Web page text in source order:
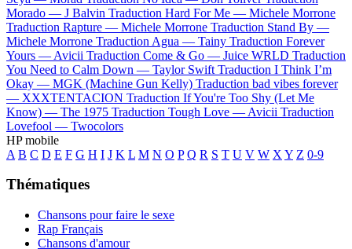
Morado — J Balvin Traduction Hard For Me — Michele Morrone
Traduction Rapture — Michele Morrone Traduction Stand By —
Michele Morrone Traduction Agua — Tainy Traduction Forever
Yours — Avicii Traduction Come & Go — Juice WRLD Traduction
You Need to Calm Down — Taylor Swift Traduction I Think I’m
Okay — MGK (Machine Gun Kelly) Traduction bad vibes forever
— XXXTENTACION Traduction If You're Too Shy (Let Me
Know) — The 1975 Traduction Tough Love — Avicii Traduction
Lovefool — Twocolors
HP mobile
A B C D E F G H I J K L M N O P Q R S T U V W X Y Z 0-9
Thématiques
Chansons pour faire le sexe
Rap Français
Chansons d'amour